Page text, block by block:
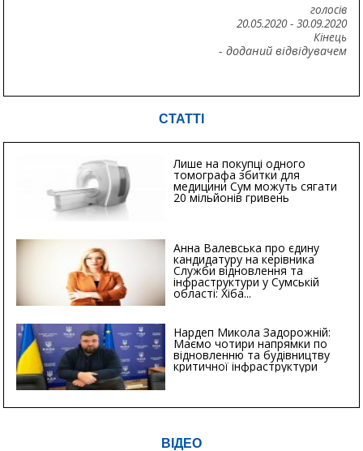
голосів
20.05.2020- 30.09.2020
Кінець
- доданий відвідувачем
СТАТТІ
Лише на покупці одного
томографа збитки для
медицини Сум можуть сягати
20 мільйонів гривень
Анна Валевська про єдину
кандидатуру на керівника
Служби відновлення та
інфраструктури у Сумській
області: Хіба...
Нардеп Микола Задорожній:
Маємо чотири напрямки по
відновленню та будівництву
критичної інфраструктури
ВІДЕО